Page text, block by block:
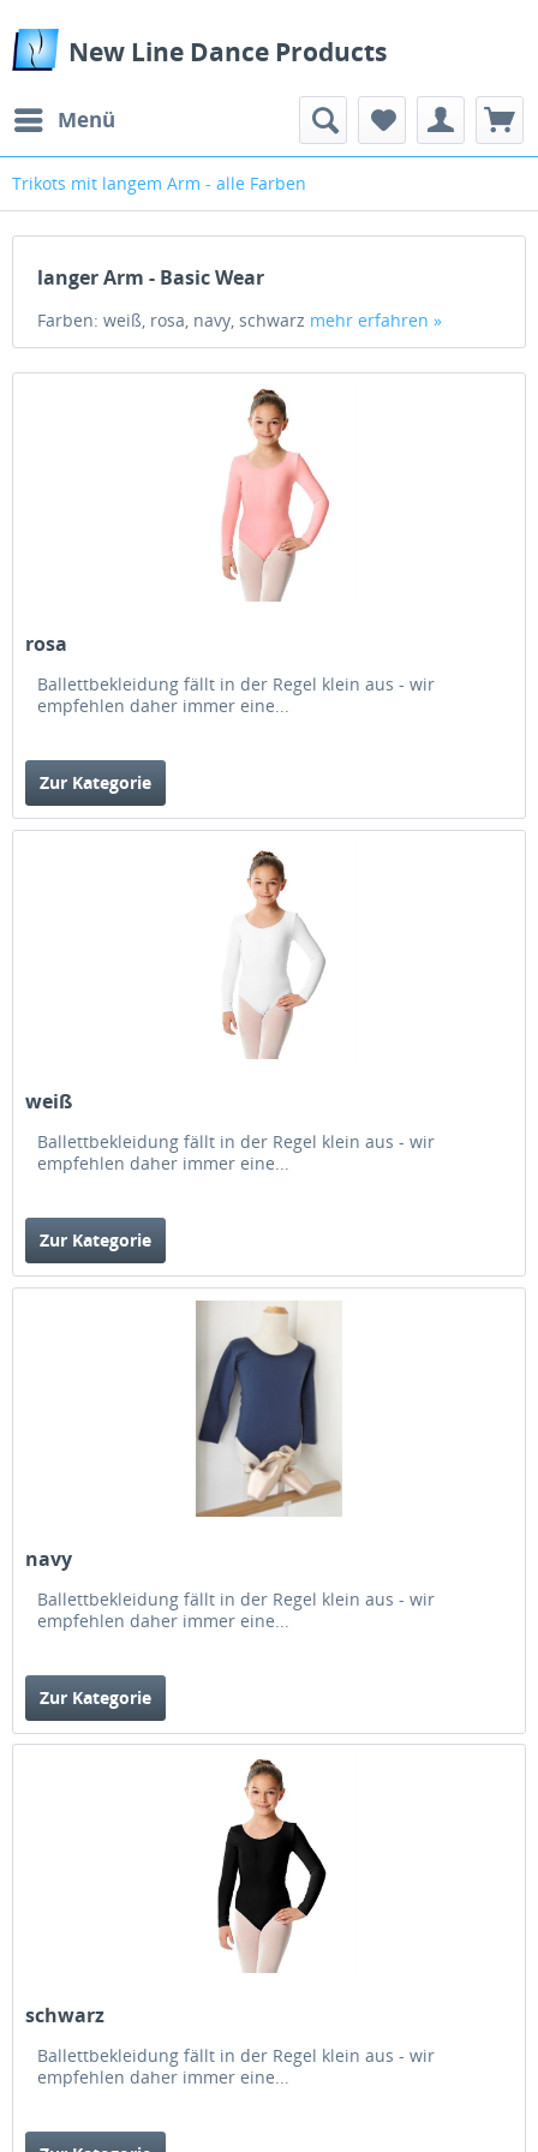
New Line Dance Products
Menü
Trikots mit langem Arm - alle Farben
langer Arm - Basic Wear
Farben: weiß, rosa, navy, schwarz mehr erfahren »
rosa
Ballettbekleidung fällt in der Regel klein aus - wir
empfehlen daher immer eine...
Zur Kategorie
weiß
Ballettbekleidung fällt in der Regel klein aus - wir
empfehlen daher immer eine...
Zur Kategorie
navy
Ballettbekleidung fällt in der Regel klein aus - wir
empfehlen daher immer eine...
Zur Kategorie
schwarz
Ballettbekleidung fällt in der Regel klein aus - wir
empfehlen daher immer eine...